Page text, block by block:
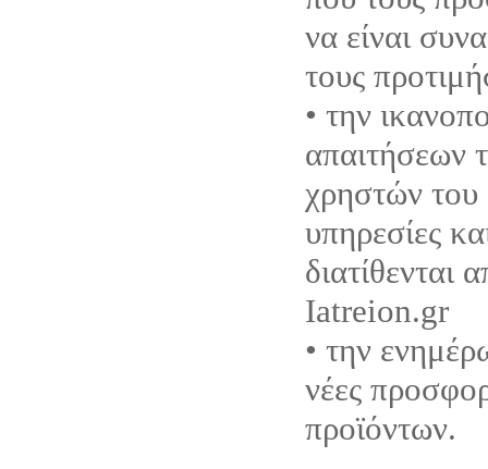
να είναι
τους
• την
απαιτήσεων
χρηστών του
υπηρεσίες
διατίθενται
Iatreion.gr
• την
νέες
προϊόντων.